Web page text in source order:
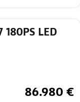
LED
86.980 €